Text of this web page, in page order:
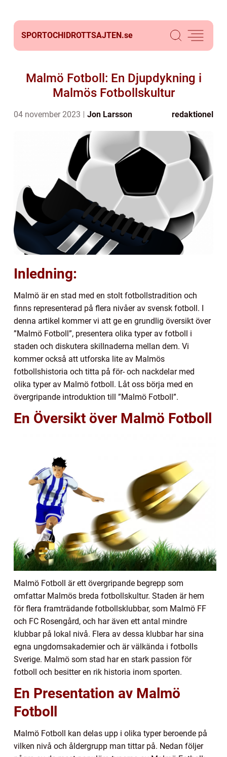
SPORTOCHIDROTTSAJTEN.se
Malmö Fotboll: En Djupdykning i
Malmös Fotbollskultur
04 november 2023 Jon Larsson redaktionel
Inledning:
Malmö är en stad med en stolt fotbollstradition och
finns representerad på flera nivåer av svensk fotboll. I
denna artikel kommer vi att ge en grundlig översikt över
”Malmö Fotboll”, presentera olika typer av fotboll i
staden och diskutera skillnaderna mellan dem. Vi
kommer också att utforska lite av Malmös
fotbollshistoria och titta på för- och nackdelar med
olika typer av Malmö fotboll. Låt oss börja med en
övergripande introduktion till ”Malmö Fotboll”.
En Översikt över Malmö Fotboll
Malmö Fotboll är ett övergripande begrepp som
omfattar Malmös breda fotbollskultur. Staden är hem
för flera framträdande fotbollsklubbar, som Malmö FF
och FC Rosengård, och har även ett antal mindre
klubbar på lokal nivå. Flera av dessa klubbar har sina
egna ungdomsakademier och är välkända i fotbolls
Sverige. Malmö som stad har en stark passion för
fotboll och besitter en rik historia inom sporten.
En Presentation av Malmö
Fotboll
Malmö Fotboll kan delas upp i olika typer beroende på
vilken nivå och åldergrupp man tittar på. Nedan följer